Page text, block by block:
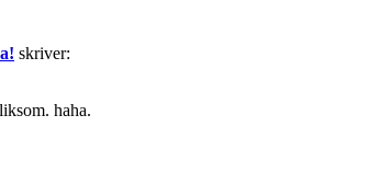
skriver:
haha.